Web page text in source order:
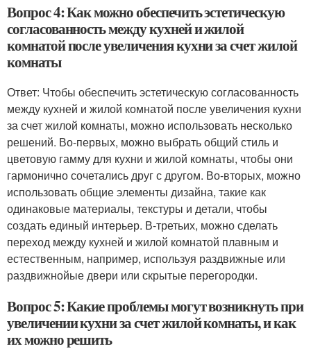
Вопрос 4: Как можно обеспечить эстетическую
согласованность между кухней и жилой
комнатой после увеличения кухни за счет жилой
комнаты
Ответ: Чтобы обеспечить эстетическую согласованность
между кухней и жилой комнатой после увеличения кухни
за счет жилой комнаты, можно использовать несколько
решений. Во-первых, можно выбрать общий стиль и
цветовую гамму для кухни и жилой комнаты, чтобы они
гармонично сочетались друг с другом. Во-вторых, можно
использовать общие элементы дизайна, такие как
одинаковые материалы, текстуры и детали, чтобы
создать единый интерьер. В-третьих, можно сделать
переход между кухней и жилой комнатой плавным и
естественным, например, используя раздвижные или
раздвижнойые двери или скрытые перегородки.
Вопрос 5: Какие проблемы могут возникнуть при
увеличении кухни за счет жилой комнаты, и как
их можно решить